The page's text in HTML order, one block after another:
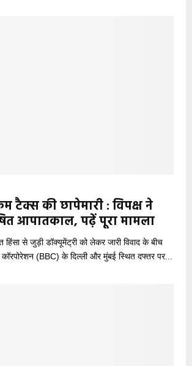
टैक्स की छापेमारी : विपक्ष ने
आपातकाल, पढ़ें पूरा मामला
से जुड़ी डॉक्यूमेंट्री को लेकर जारी विवाद के बीच
कॉरपोरेशन (BBC) के दिल्ली और मुंबई स्थित दफ्तर पर...